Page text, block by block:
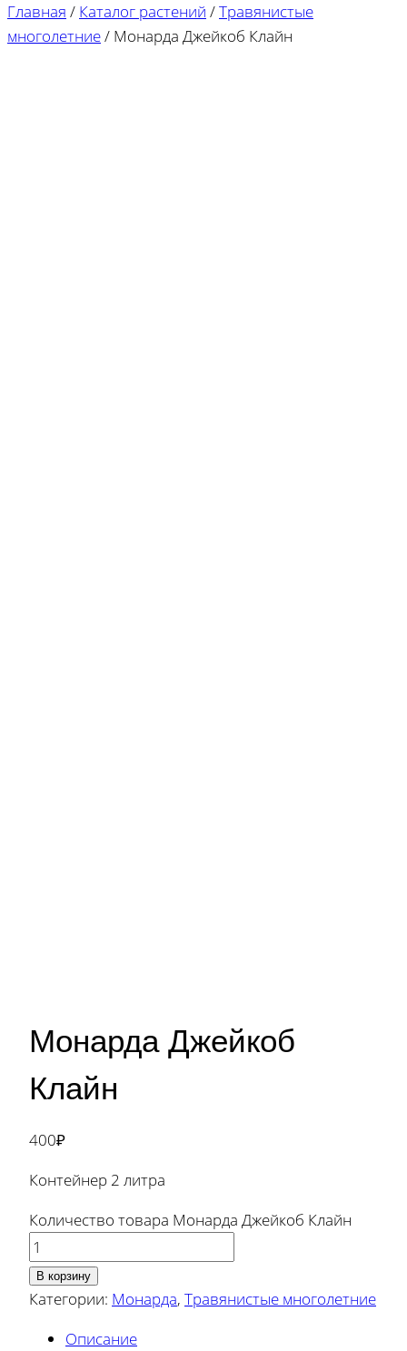
Главная / Каталог растений /Травянистые
многолетние/ Монарда Джейкоб Клайн
Монарда Джейкоб
Клайн
400₽
Контейнер 2 литра
Количество товара Монарда Джейкоб Клайн
В корзину
Категории: Монарда, Травянистые многолетние
Описание